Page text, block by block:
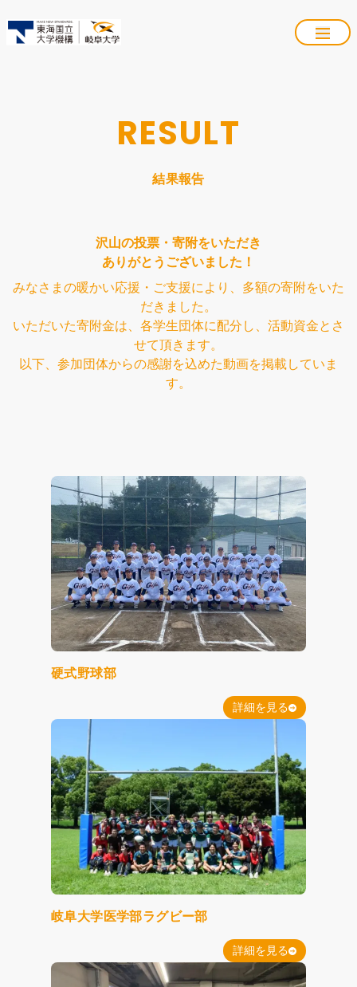
RESULT
結果報告
沢山の投票・寄附をいただき
ありがとうございました！
みなさまの暖かい応援・ご支援により、多額の寄附をいた
だきました。
いただいた寄附金は、各学生団体に配分し、活動資金とさ
せて頂きます。
以下、参加団体からの感謝を込めた動画を掲載していま
す。
硬式野球部
詳細を見る
岐阜大学医学部ラグビー部
詳細を見る